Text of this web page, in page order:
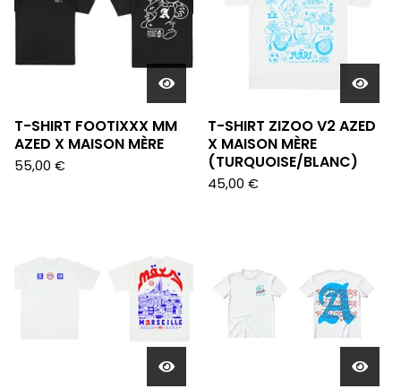
T-SHIRT FOOTIXXX MM
AZED X MAISON MÈRE
55,00 €
T-SHIRT ZIZOO V2 AZED
X MAISON MÈRE
(TURQUOISE/BLANC)
45,00 €